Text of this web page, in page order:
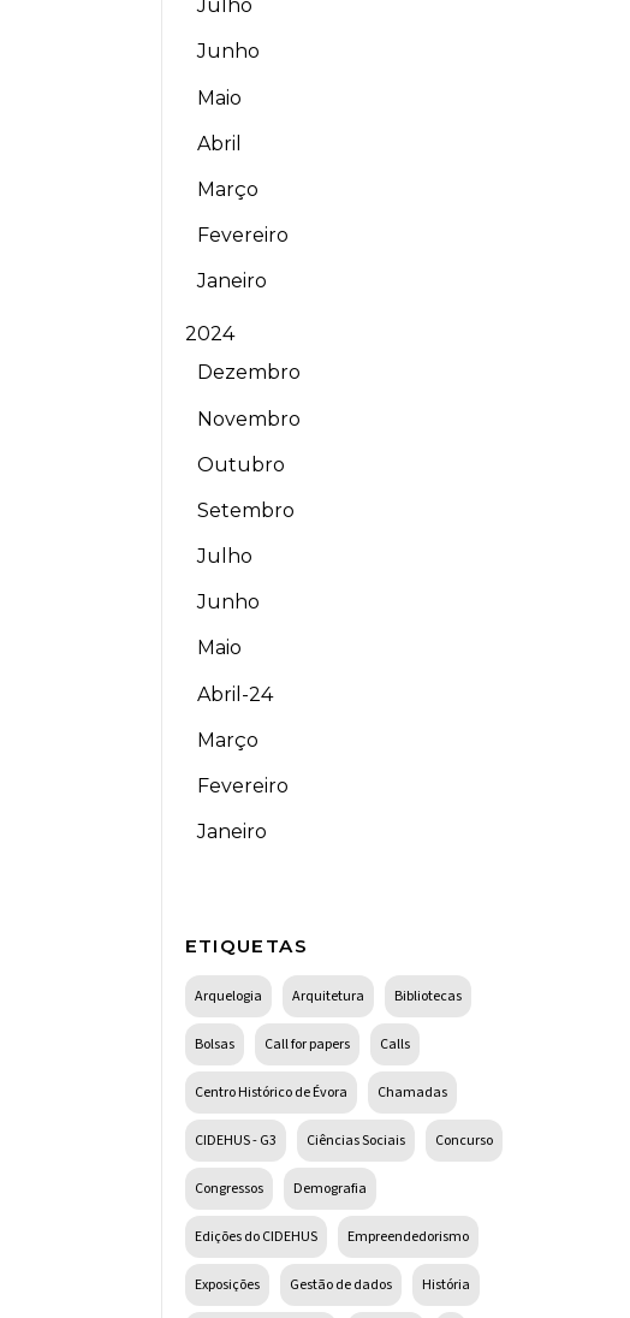
Julho
Junho
Maio
Abril
Março
Fevereiro
Janeiro
2024
Dezembro
Novembro
Outubro
Setembro
Julho
Junho
Maio
Abril-24
Março
Fevereiro
Janeiro
ETIQUETAS
Arquelogia Arquitetura Bibliotecas
Bolsas Call for papers Calls
Centro Histórico de Évora Chamadas
CIDEHUS - G3 Ciências Sociais Concurso
Congressos Demografia
Edições do CIDEHUS Empreendedorismo
Exposições Gestão de dados História